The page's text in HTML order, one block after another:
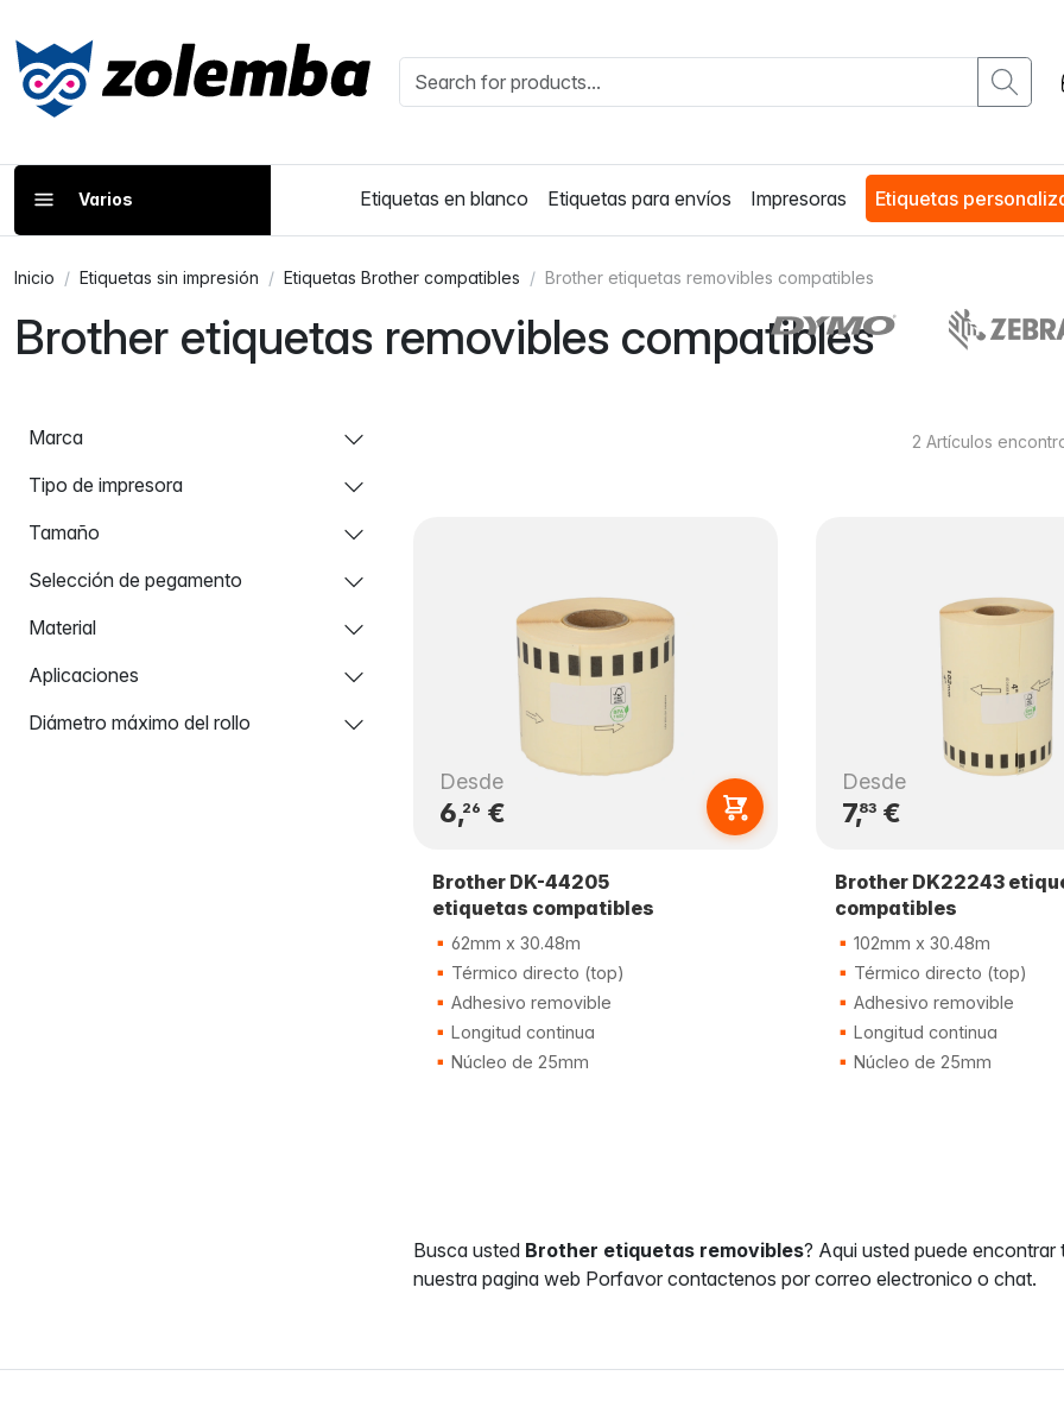
Varios Etiquetas en blanco Etiquetas para envíos Impresoras Etiquetas
Inicio Etiquetas sin impresión Etiquetas Brother compatibles Brother etiquetas removibles compatibles
Brother etiquetas removibles compatibles
Marca
Tipo de impresora
Tamaño
Selección de pegamento
Material
Aplicaciones
Diámetro máximo del rollo
2Artículos
Desde
6,26 €
Brother DK-44205
etiquetas compatibles
62mm x 30.48m
Térmico directo (top)
Adhesivo removible
Longitud continua
Núcleo de 25mm
Desde
7,83 €
Brother DK22243
compatibles
102mm x 30.48m
Térmico directo (top)
Adhesivo removible
Longitud continua
Núcleo de 25mm
Busca usted Brother etiquetas removibles? Aqui usted puede
nuestra pagina web Porfavor contactenos por correo electronico o chat.